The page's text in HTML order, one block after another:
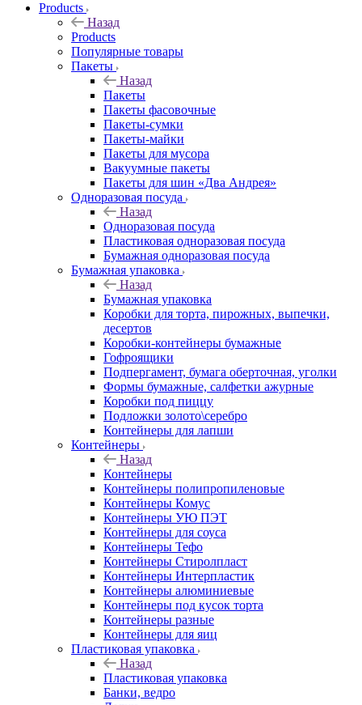
Products
Назад
Products
Популярные товары
Пакеты
Назад
Пакеты
Пакеты фасовочные
Пакеты-сумки
Пакеты-майки
Пакеты для мусора
Вакуумные пакеты
Пакеты для шин «Два Андрея»
Одноразовая посуда
Назад
Одноразовая посуда
Пластиковая одноразовая посуда
Бумажная одноразовая посуда
Бумажная упаковка
Назад
Бумажная упаковка
Коробки для торта, пирожных, выпечки,
десертов
Коробки-контейнеры бумажные
Гофроящики
Подпергамент, бумага оберточная, уголки
Формы бумажные, салфетки ажурные
Коробки под пиццу
Подложки золото\серебро
Контейнеры для лапши
Контейнеры
Назад
Контейнеры
Контейнеры полипропиленовые
Контейнеры Комус
Контейнеры УЮ ПЭТ
Контейнеры для соуса
Контейнеры Тефо
Контейнеры Стиролпласт
Контейнеры Интерпластик
Контейнеры алюминиевые
Контейнеры под кусок торта
Контейнеры разные
Контейнеры для яиц
Пластиковая упаковка
Назад
Пластиковая упаковка
Банки, ведро